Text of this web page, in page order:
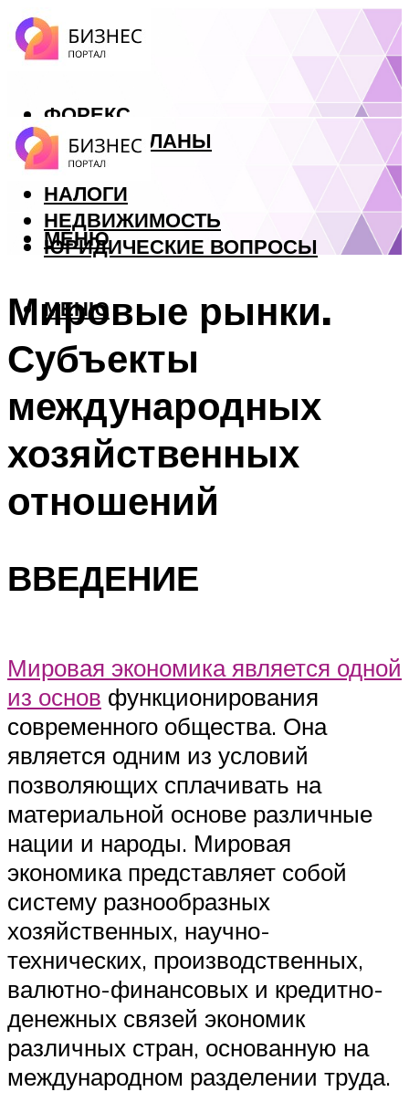
ФОРЕКС
БИЗНЕС ПЛАНЫ
КРЕДИТЫ
НАЛОГИ
НЕДВИЖИМОСТЬ
ЮРИДИЧЕСКИЕ ВОПРОСЫ
МЕНЮ
МЕНЮ
Мировые рынки.
Субъекты
международных
хозяйственных
отношений
ВВЕДЕНИЕ
Мировая экономика является одной
из основ функционирования
современного общества. Она
является одним из условий
позволяющих сплачивать на
материальной основе различные
нации и народы. Мировая
экономика представляет собой
систему разнообразных
хозяйственных, научно-
технических, производственных,
валютно-финансовых и кредитно-
денежных связей экономик
различных стран, основанную на
международном разделении труда.